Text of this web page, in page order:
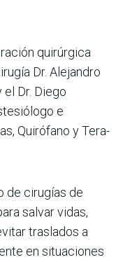
quirúrgica
Dr. Alejandro
Dr. Diego
e
Quirófano y Tera­
de cirugías de
salvar vidas,
tras­lados a
en situaciones